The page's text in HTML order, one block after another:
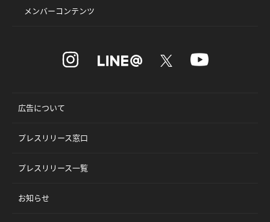
メンバーコンテンツ
広告について
プレスリリース窓口
プレスリリース一覧
お知らせ